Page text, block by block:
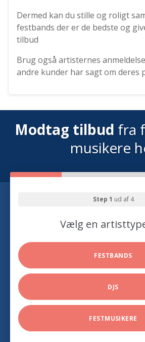
Dermed kan du stille og roligt
festbands der er de bedste og
tilbud
Brug også artisternes
andre kunder har sagt om
Modtag tilbud fra
musikere
Step 1 ud af 4
Vælg en
FESTBANDS
DJS
FESTMUSIKERE